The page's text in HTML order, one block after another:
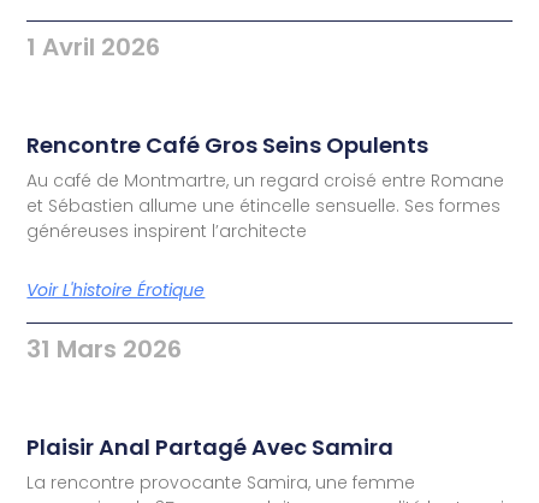
1 Avril 2026
Rencontre Café Gros Seins Opulents
Au café de Montmartre, un regard croisé entre Romane
et Sébastien allume une étincelle sensuelle. Ses formes
généreuses inspirent l’architecte
Voir L'histoire Érotique
31 Mars 2026
Plaisir Anal Partagé Avec Samira
La rencontre provocante Samira, une femme